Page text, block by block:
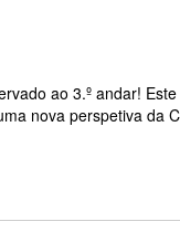
ao 3.º andar!
nova perspetiva da